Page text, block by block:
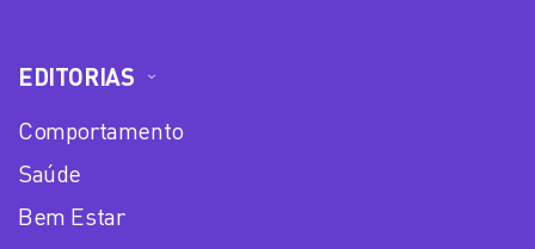
EDITORIAS
Comportamento
Saúde
Bem Estar